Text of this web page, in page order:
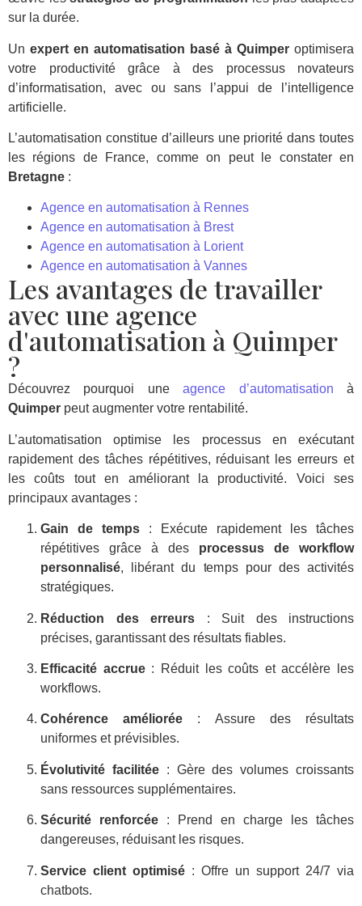
sur la durée.
Un expert en automatisation basé à Quimper optimisera
votre productivité grâce à des processus novateurs
d’informatisation, avec ou sans l’appui de l’intelligence
artificielle.
L’automatisation constitue d’ailleurs une priorité dans toutes
les régions de France, comme on peut le constater en
Bretagne :
Agence en automatisation à Rennes
Agence en automatisation à Brest
Agence en automatisation à Lorient
Agence en automatisation à Vannes
Les avantages de travailler
avec une agence
d'automatisation à Quimper
?
Découvrez pourquoi uneagence d’automatisation à
Quimper peut augmenter votre rentabilité.
L’automatisation optimise les processus en exécutant
rapidement des tâches répétitives, réduisant les erreurs et
les coûts tout en améliorant la productivité. Voici ses
principaux avantages :
Gain de temps : Exécute rapidement les tâches
répétitives grâce à des processus de workflow
personnalisé, libérant du temps pour des activités
stratégiques.
Réduction des erreurs : Suit des instructions
précises, garantissant des résultats fiables.
Efficacité accrue: Réduit les coûts et accélère les
workflows.
Cohérence améliorée : Assure des résultats
uniformes et prévisibles.
Évolutivité facilitée: Gère des volumes croissants
sans ressources supplémentaires.
Sécurité renforcée : Prend en charge les tâches
dangereuses, réduisant les risques.
Service client optimisé : Offre un support 24/7 via
chatbots.